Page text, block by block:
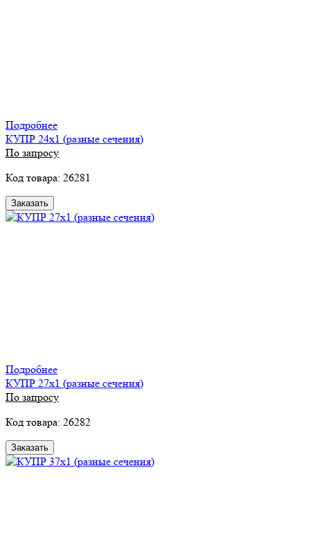
Подробнее
КУПР 24х1 (разные сечения)
По запросу
Код товара: 26281
Заказать
Подробнее
КУПР 27х1 (разные сечения)
По запросу
Код товара: 26282
Заказать